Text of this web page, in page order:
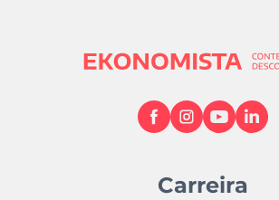
Carreira